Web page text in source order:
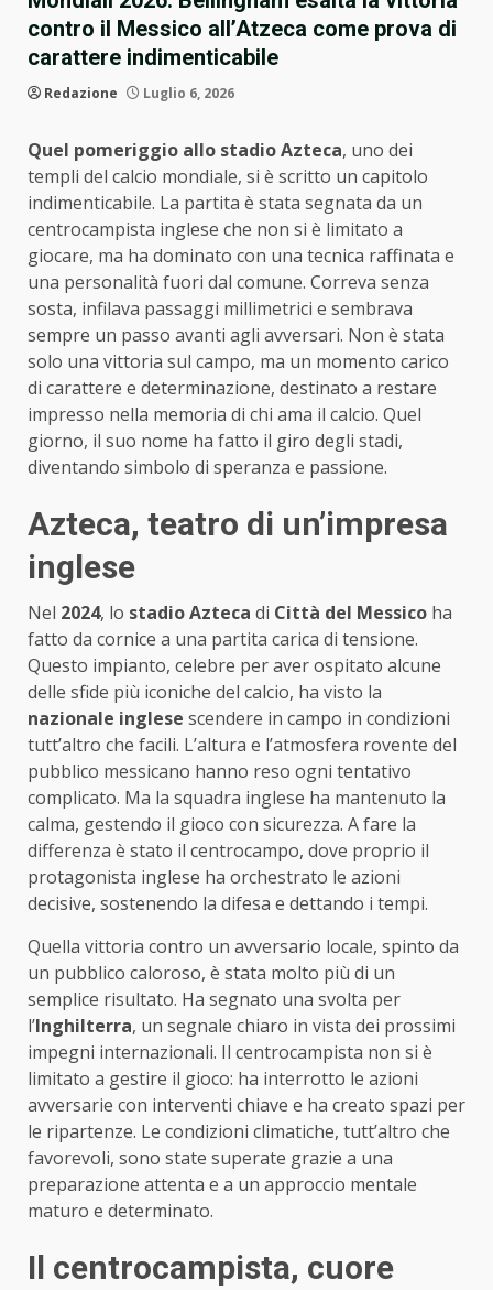
contro il Messico all’Atzeca come prova di
carattere indimenticabile
Redazione Luglio 6, 2026
Quel pomeriggio allo stadio Azteca, uno dei
templi del calcio mondiale, si è scritto un capitolo
indimenticabile. La partita è stata segnata da un
centrocampista inglese che non si è limitato a
giocare, ma ha dominato con una tecnica raffinata e
una personalità fuori dal comune. Correva senza
sosta, infilava passaggi millimetrici e sembrava
sempre un passo avanti agli avversari. Non è stata
solo una vittoria sul campo, ma un momento carico
di carattere e determinazione, destinato a restare
impresso nella memoria di chi ama il calcio. Quel
giorno, il suo nome ha fatto il giro degli stadi,
diventando simbolo di speranza e passione.
Azteca, teatro di un’impresa
inglese
Nel 2024, lo stadio Azteca di Città del Messico ha
fatto da cornice a una partita carica di tensione.
Questo impianto, celebre per aver ospitato alcune
delle sfide più iconiche del calcio, ha visto la
nazionale inglese scendere in campo in condizioni
tutt’altro che facili. L’altura e l’atmosfera rovente del
pubblico messicano hanno reso ogni tentativo
complicato. Ma la squadra inglese ha mantenuto la
calma, gestendo il gioco con sicurezza. A fare la
differenza è stato il centrocampo, dove proprio il
protagonista inglese ha orchestrato le azioni
decisive, sostenendo la difesa e dettando i tempi.
Quella vittoria contro un avversario locale, spinto da
un pubblico caloroso, è stata molto più di un
semplice risultato. Ha segnato una svolta per
l’Inghilterra, un segnale chiaro in vista dei prossimi
impegni internazionali. Il centrocampista non si è
limitato a gestire il gioco: ha interrotto le azioni
avversarie con interventi chiave e ha creato spazi per
le ripartenze. Le condizioni climatiche, tutt’altro che
favorevoli, sono state superate grazie a una
preparazione attenta e a un approccio mentale
maturo e determinato.
Il centrocampista, cuore